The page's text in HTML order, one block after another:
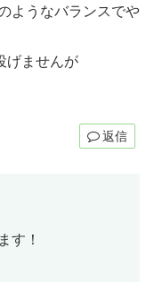
ようなバランスでや
げませんが
返信
す！